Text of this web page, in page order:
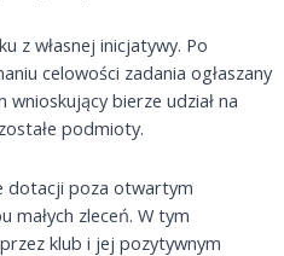
z własnej inicjatywy. Po
celowości zadania ogłaszany
bierze udział na
podmioty.
dotacji poza otwartym
małych zleceń. W tym
klub i jej pozytywnym